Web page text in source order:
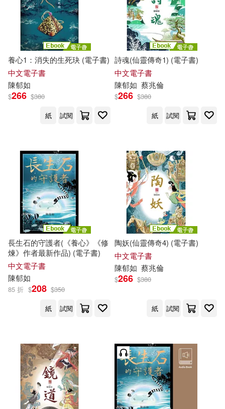
養心1：消失的生死玦 (電子書)
中文電子書
陳郁如
$266 $380
紙
試閱
詩魂(仙靈傳奇1) (電子書)
中文電子書
陳郁如 蔡兆倫
$266 $380
紙
試閱
長生石的守護者(《養心》《修
煉》作者最新作品) (電子書)
中文電子書
陳郁如
85 折 $208 $350
紙
試閱
陶妖(仙靈傳奇4) (電子書)
中文電子書
陳郁如 蔡兆倫
$266 $380
紙 試閱